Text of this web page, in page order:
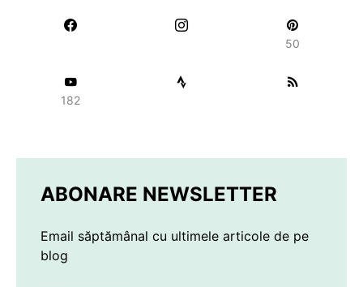
50
182
ABONARE NEWSLETTER
Email săptămânal cu ultimele articole de pe
blog